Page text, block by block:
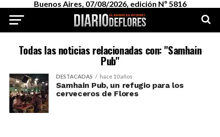
Buenos Aires, 07/08/2026, edición Nº 5816
Todas las noticias relacionadas con: "Samhain
Pub"
DESTACADAS hace 10 años
Samhain Pub, un refugio para los
cerveceros de Flores